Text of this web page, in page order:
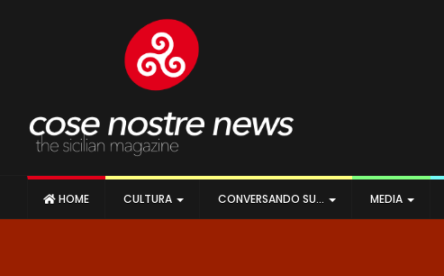
HOME CULTURA CONVERSANDO SU… MEDIA